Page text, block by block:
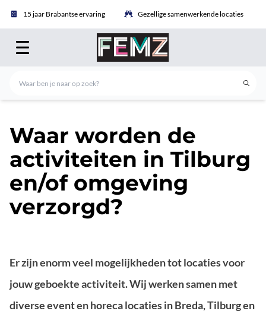
15 jaar Brabantse ervaring Gezellige samenwerkende locaties
Waar worden de
activiteiten in Tilburg
en/of omgeving
verzorgd?
Er zijn enorm veel mogelijkheden tot locaties voor
jouw geboekte activiteit. Wij werken samen met
diverse event en horeca locaties in Breda, Tilburg en